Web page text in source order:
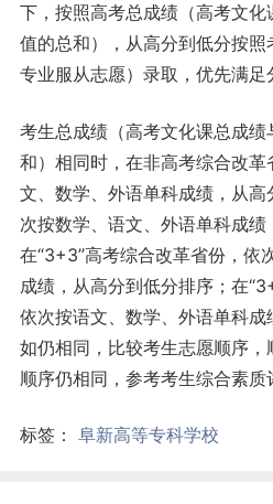
下，按照高考总成绩（高考文
值的总和），从高分到低分按
专业服从志愿）录取，优先满足
考生总成绩（高考文化课总成
和）相同时，在非高考综合改
文、数学、外语单科成绩，从高
次按数学、语文、外语单科成绩
在“3+3”高考综合改革省份，依
成绩，从高分到低分排序；在
依次按语文、数学、外语单科成
如仍相同，比较考生志愿顺序
顺序仍相同，参考考生综合素质
标签： 阜新高等专科学校